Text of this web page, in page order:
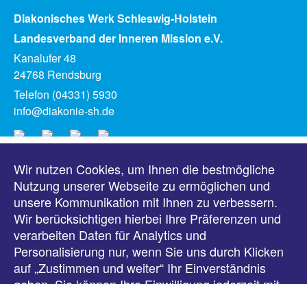
Diakonisches Werk Schleswig-Holstein
Landesverband der Inneren Mission e.V.
Kanalufer 48
24768 Rendsburg
Telefon (04331) 5930
info@diakonie-sh.de
Meldungen
Veranstaltungen
Downloads
Presse
Wir nutzen Cookies, um Ihnen die bestmögliche
Nutzung unserer Webseite zu ermöglichen und
unsere Kommunikation mit Ihnen zu verbessern.
Wir berücksichtigen hierbei Ihre Präferenzen und
verarbeiten Daten für Analytics und
Personalisierung nur, wenn Sie uns durch Klicken
auf „Zustimmen und weiter“ Ihr Einverständnis